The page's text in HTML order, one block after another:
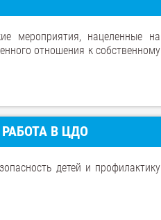
мероприятия, нацеленные на
отношения к собственному
В ЦДО
детей и профилактику